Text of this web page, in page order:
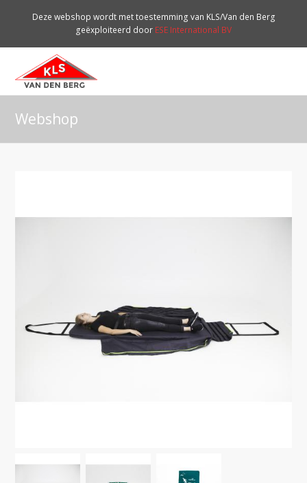
Deze webshop wordt met toestemming van KLS/Van den Berg
geëxploiteerd door ESE International BV
Webshop